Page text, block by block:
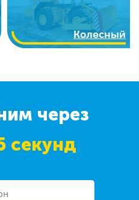
Колесный
через
секунд